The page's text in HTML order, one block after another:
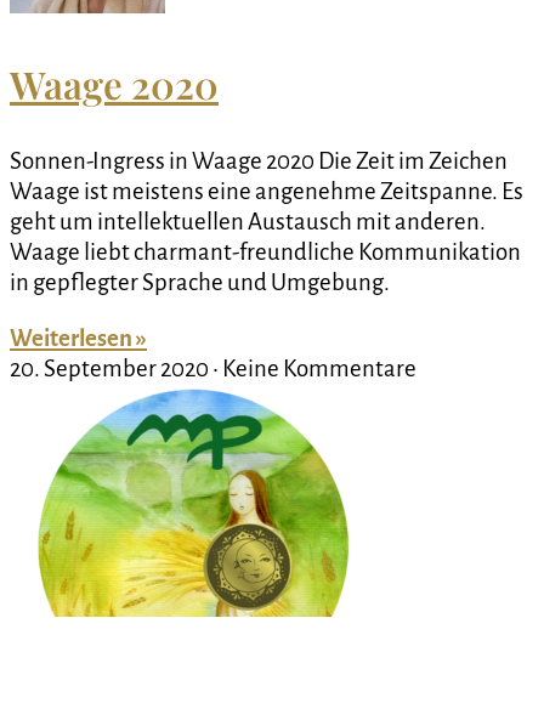
Waage 2020
Sonnen-Ingress in Waage 2020 Die Zeit im Zeichen
Waage ist meistens eine angenehme Zeitspanne. Es
geht um intellektuellen Austausch mit anderen.
Waage liebt charmant-freundliche Kommunikation
in gepflegter Sprache und Umgebung.
Weiterlesen »
20. September 2020
Keine Kommentare